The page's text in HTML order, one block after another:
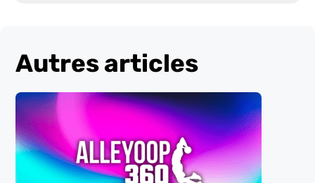
Autres articles